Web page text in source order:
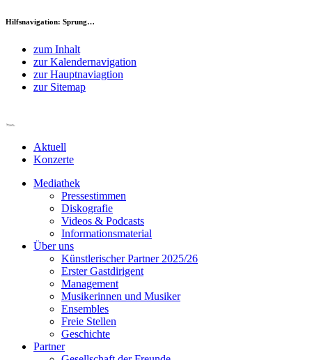
Hilfsnavigation: Sprung…
zum Inhalt
zur Kalendernavigation
zur Hauptnaviagtion
zur Sitemap
Aktuell
Konzerte
Mediathek
Pressestimmen
Diskografie
Videos & Podcasts
Informationsmaterial
Über uns
Künstlerischer Partner 2025/26
Erster Gastdirigent
Management
Musikerinnen und Musiker
Ensembles
Freie Stellen
Geschichte
Partner